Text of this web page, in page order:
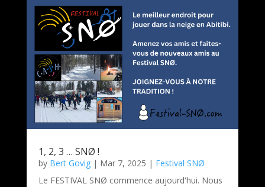
1, 2, 3 … SNØ !
by Bert Govig| Mar 7, 2025 | Festival SNØ
Le FESTIVAL SNØ commence aujourd'hui. Nous